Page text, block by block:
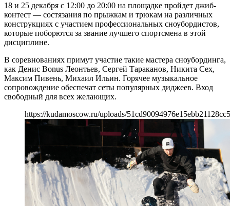
18 и 25 декабря с 12:00 до 20:00 на площадке пройдет джиб-
контест — состязания по прыжкам и трюкам на различных
конструкциях с участием профессиональных сноубордистов,
которые поборются за звание лучшего спортсмена в этой
дисциплине.
В соревнованиях примут участие такие мастера сноубординга,
как Денис Bonus Леонтьев, Сергей Тараканов, Никита Сех,
Максим Пивень, Михаил Ильин. Горячее музыкальное
сопровождение обеспечат сеты популярных диджеев. Вход
свободный для всех желающих.
https://kudamoscow.ru/uploads/